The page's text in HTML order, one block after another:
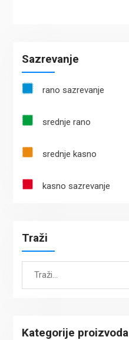
Sazrevanje
rano sazrevanje
srednje rano
srednje kasno
kasno sazrevanje
Traži
Search
Kategorije proizvoda